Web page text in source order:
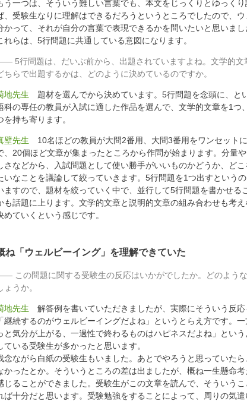
う一つは、そういう難しい言葉でも、本文をじっくりとゆっく
、受験生なりに理解はできるだろうというところでしたので、
かって、それが自分の言葉で表現できるかを問いたいと思いまし
れらは、5行問題に共通している意図になります。
5行問題は、だいぶ前から、出題されていますよね。文学的
ちらで出題するかは、どのように決めているのですか。
地先生 題材を選んでから決めています。5行問題を念頭に、と
科の専任の教員が入試に適した作品を選んで、文学的文章を1つ
を持ち寄ります。
壁先生 10名ほどの教員が大問2番用、大問3番用をワンセット
、20個ほど文章が集まったところから作問が始まります。分量
さなどから、入試問題として使い勝手がいいものかどうか、ど
いなことを議論して絞っていきます。5行問題を1つ出すという
ますので、題材を絞っていく中で、並行して5行問題を書かせる
も話題に上ります。文学的文章と説明的文章の組み合わせも考
めていくという感じです。
ね「ウェルビーイング」を理解できていた
この問題に関する受験生の反応はいかがでしたか。どのよう
ょうか。
地先生 解答例を書いていただきましたが、実際にそういう反応
「継続するのがウェルビーイングだよね」というとらえ方です。
と気分が上がる、一過性で終わるものはハピネスだよね」とい
ている受験生が多かったと思います。
念ながら白紙の受験生もいました。あとでやろうと思っていた
かったとか。そういうところの差は出ましたが、概ね一生懸命
じることができました。受験生がこの文章を読んで、そういう
ば十分だと思います。受験勉強をすることによって、周りの気